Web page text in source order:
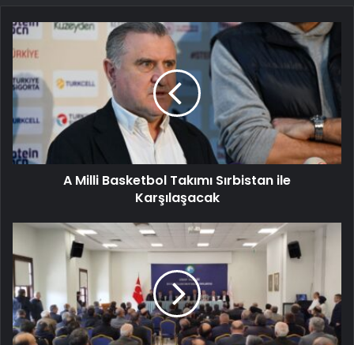
A Milli Basketbol Takımı Sırbistan ile
Karşılaşacak